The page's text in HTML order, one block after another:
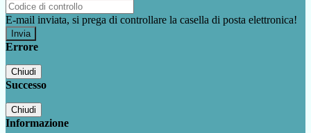
E-mail inviata, si prega di controllare la casella di posta elettronica!
Errore
Chiudi
Successo
Chiudi
Informazione